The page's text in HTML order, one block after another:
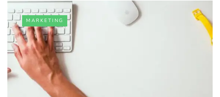
MARKETING